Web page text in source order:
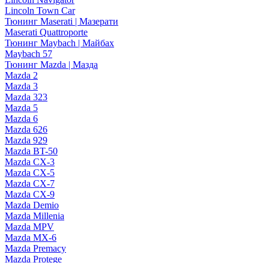
Lincoln Town Car
Тюнинг Maserati | Мазерати
Maserati Quattroporte
Тюнинг Maybach | Майбах
Maybach 57
Тюнинг Mazda | Мазда
Mazda 2
Mazda 3
Mazda 323
Mazda 5
Mazda 6
Mazda 626
Mazda 929
Mazda BT-50
Mazda CX-3
Mazda CX-5
Mazda CX-7
Mazda CX-9
Mazda Demio
Mazda Millenia
Mazda MPV
Mazda MX-6
Mazda Premacy
Mazda Protege